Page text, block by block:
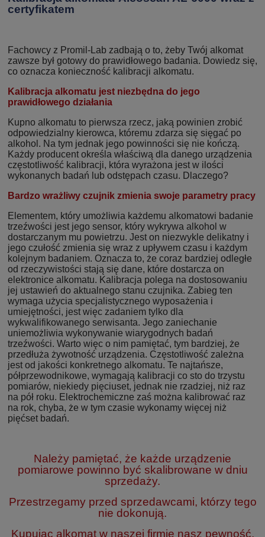
certyfikatem
Fachowcy z Promil-Lab zadbają o to, żeby Twój alkomat
zawsze był gotowy do prawidłowego badania. Dowiedz się,
co oznacza konieczność kalibracji alkomatu.
Kalibracja alkomatu jest niezbędna do jego
prawidłowego działania
Kupno alkomatu to pierwsza rzecz, jaką powinien zrobić
odpowiedzialny kierowca, któremu zdarza się sięgać po
alkohol. Na tym jednak jego powinności się nie kończą.
Każdy producent określa właściwą dla danego urządzenia
częstotliwość kalibracji, która wyrażona jest w ilości
wykonanych badań lub odstępach czasu. Dlaczego?
Bardzo wrażliwy czujnik zmienia swoje parametry pracy
Elementem, który umożliwia każdemu alkomatowi badanie
trzeźwości jest jego sensor, który wykrywa alkohol w
dostarczanym mu powietrzu. Jest on niezwykle delikatny i
jego czułość zmienia się wraz z upływem czasu i każdym
kolejnym badaniem. Oznacza to, że coraz bardziej odległe
od rzeczywistości stają się dane, które dostarcza on
elektronice alkomatu. Kalibracja polega na dostosowaniu
jej ustawień do aktualnego stanu czujnika. Zabieg ten
wymaga użycia specjalistycznego wyposażenia i
umiejętności, jest więc zadaniem tylko dla
wykwalifikowanego serwisanta. Jego zaniechanie
uniemożliwia wykonywanie wiarygodnych badań
trzeźwości. Warto więc o nim pamiętać, tym bardziej, że
przedłuża żywotność urządzenia. Częstotliwość zależna
jest od jakości konkretnego alkomatu. Te najtańsze,
półprzewodnikowe, wymagają kalibracji co sto do trzystu
pomiarów, niekiedy pięciuset, jednak nie rzadziej, niż raz
na pół roku. Elektrochemiczne zaś można kalibrować raz
na rok, chyba, że w tym czasie wykonamy więcej niż
pięćset badań.
Należy pamiętać, że każde urządzenie
pomiarowe powinno być skalibrowane w dniu
sprzedaży.
Przestrzegamy przed sprzedawcami, którzy tego
nie dokonują.
Kupując alkomat w naszej firmie nasz pewność,